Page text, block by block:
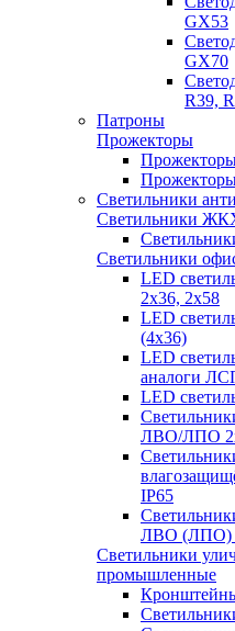
GX53
GX70
R39,
Патроны
Прожекторы
Светильники
Светильники
Светильники
LED
2х36, 2х58
LED
(4х36)
LED
аналоги
LED
ЛВО/ЛПО
IP65
ЛВО (ЛПО)
Светильники
промышленные